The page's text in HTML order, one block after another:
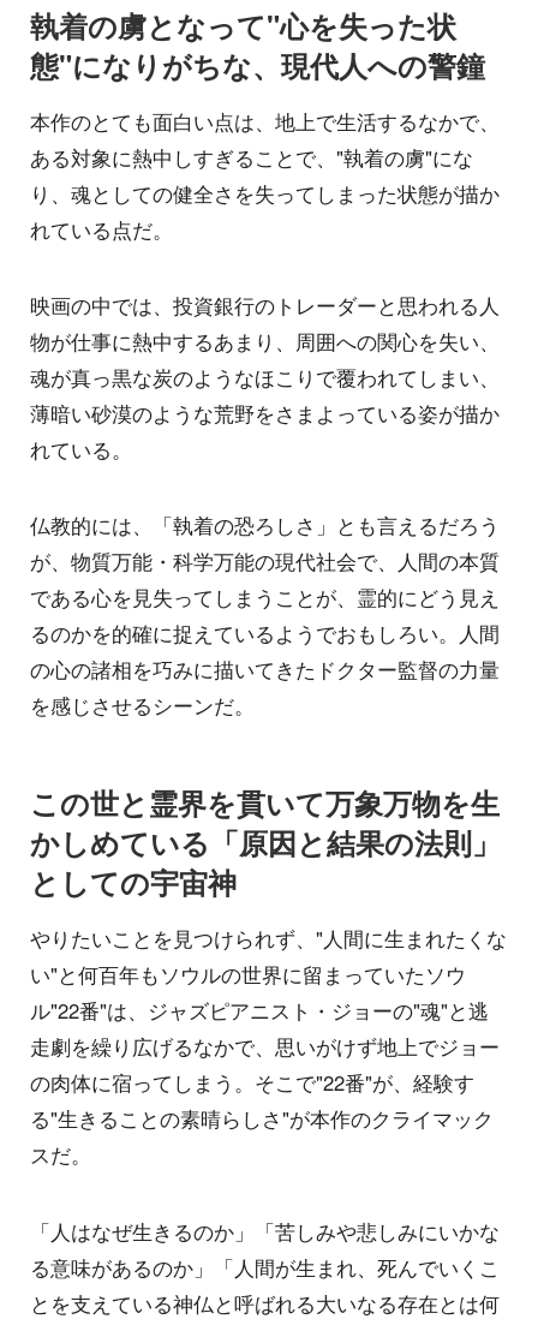
執着の虜となって"心を失った状
態"になりがちな、現代人への警鐘
本作のとても面白い点は、地上で生活するなかで、
ある対象に熱中しすぎることで、"執着の虜"にな
り、魂としての健全さを失ってしまった状態が描か
れている点だ。
映画の中では、投資銀行のトレーダーと思われる人
物が仕事に熱中するあまり、周囲への関心を失い、
魂が真っ黒な炭のようなほこりで覆われてしまい、
薄暗い砂漠のような荒野をさまよっている姿が描か
れている。
仏教的には、「執着の恐ろしさ」とも言えるだろう
が、物質万能・科学万能の現代社会で、人間の本質
である心を見失ってしまうことが、霊的にどう見え
るのかを的確に捉えているようでおもしろい。人間
の心の諸相を巧みに描いてきたドクター監督の力量
を感じさせるシーンだ。
この世と霊界を貫いて万象万物を生
かしめている「原因と結果の法則」
としての宇宙神
やりたいことを見つけられず、"人間に生まれたくな
い"と何百年もソウルの世界に留まっていたソウ
ル"22番"は、ジャズピアニスト・ジョーの"魂"と逃
走劇を繰り広げるなかで、思いがけず地上でジョー
の肉体に宿ってしまう。そこで"22番"が、経験す
る"生きることの素晴らしさ"が本作のクライマック
スだ。
「人はなぜ生きるのか」「苦しみや悲しみにいかな
る意味があるのか」「人間が生まれ、死んでいくこ
とを支えている神仏と呼ばれる大いなる存在とは何